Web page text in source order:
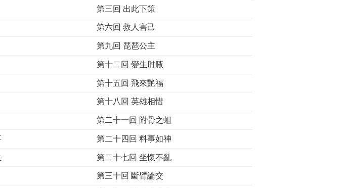
第三回 出此下策
第六回 救人害己
第九回 琵琶公主
第十二回 變生肘腋
第十五回 飛來艷福
第十八回 英雄相惜
第二十一回 附骨之蛆
第二十四回 料事如神
第二十七回 坐懷不亂
第三十回 斷臂論交